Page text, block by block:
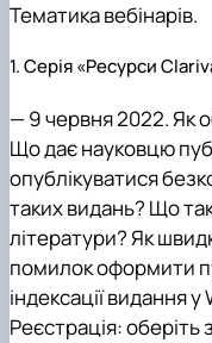
Тематика вебінарів.
1. Серія «Ресурси
—9 червня 2022.Як
Що дає науковцю
опублікуватися
таких видань? Що
літератури? Як
помилок оформити
індексації видання
Реєстрація: